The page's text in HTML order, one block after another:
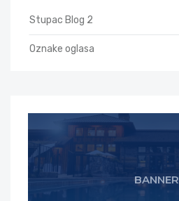
Stupac Blog 2
Oznake oglasa
BANNER